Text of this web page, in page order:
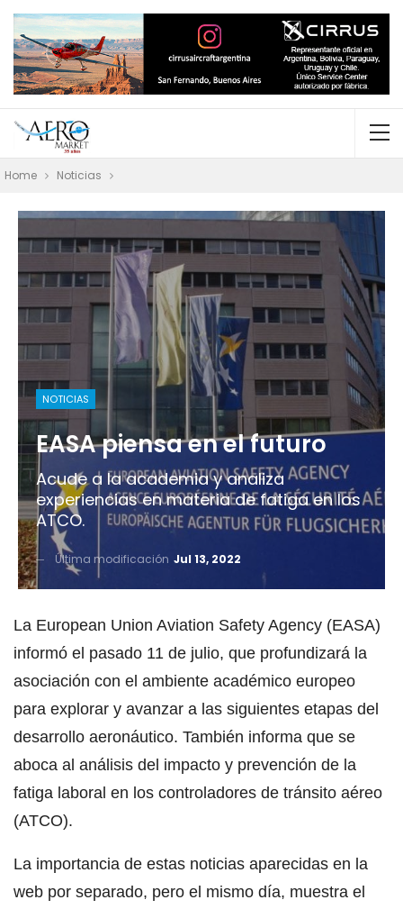
Home Noticias
NOTICIAS
EASA piensa en el futuro
Acude a la academia y analiza
experiencias en materia de fatiga en los
ATCO.
Última modificación Jul 13, 2022
La European Union Aviation Safety Agency (EASA)
informó el pasado 11 de julio, que profundizará la
asociación con el ambiente académico europeo
para explorar y avanzar a las siguientes etapas del
desarrollo aeronáutico. También informa que se
aboca al análisis del impacto y prevención de la
fatiga laboral en los controladores de tránsito aéreo
(ATCO).
La importancia de estas noticias aparecidas en la
web por separado, pero el mismo día, muestra el